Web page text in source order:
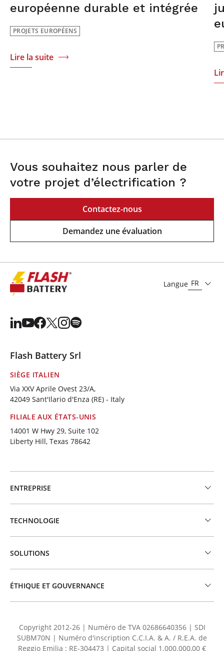
européenne durable et intégrée
PROJETS EUROPÉENS
Lire la suite
Vous souhaitez nous parler de
votre projet d’électrification ?
Contactez-nous
Demandez une évaluation
Langue FR
Flash Battery Srl
SIÈGE ITALIEN
Via XXV Aprile Ovest 23/A,
42049 Sant'Ilario d'Enza (RE) - Italy
FILIALE AUX ÉTATS-UNIS
14001 W Hwy 29, Suite 102
Liberty Hill, Texas 78642
ENTREPRISE
TECHNOLOGIE
SOLUTIONS
ÉTHIQUE ET GOUVERNANCE
Copyright 2012-26 | Numéro de TVA 02686640356 | SDI
SUBM70N | Numéro d'inscription C.C.I.A. & A. / R.E.A. de
Reggio Emilia : RE-304473 | Capital social 1.000.000,00 €